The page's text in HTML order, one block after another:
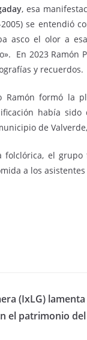
, esa
se entendió
asco el olor a
En 2023 Ramón
y recuerdos.
Ramón formó la
había
de
folclórica, el
a los
(IxLG)
el patrimonio